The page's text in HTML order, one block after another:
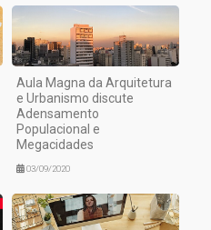
Aula Magna da Arquitetura
e Urbanismo discute
Adensamento
Populacional e
Megacidades
03/09/2020